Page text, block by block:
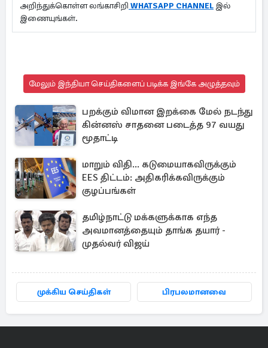
அறிந்துக்கொள்ள லங்காசிறி WHATSAPP CHANNEL இல்
இணையுங்கள்.
மேலும் இந்தியா செய்திகளைப் படிக்க இங்கே அழுத்தவும்
பறக்கும் விமான இறக்கை மேல் நடந்து
கின்னஸ் சாதனை படைத்த 97 வயது
மூதாட்டி
மாறும் விதி... கடுமையாகவிருக்கும்
EES திட்டம்: அதிகரிக்கவிருக்கும்
குழப்பங்கள்
தமிழ்நாட்டு மக்களுக்காக எந்த
அவமானத்தையும் தாங்க தயார் -
முதல்வர் விஜய்
முக்கிய செய்திகள் பிரபலமானவை